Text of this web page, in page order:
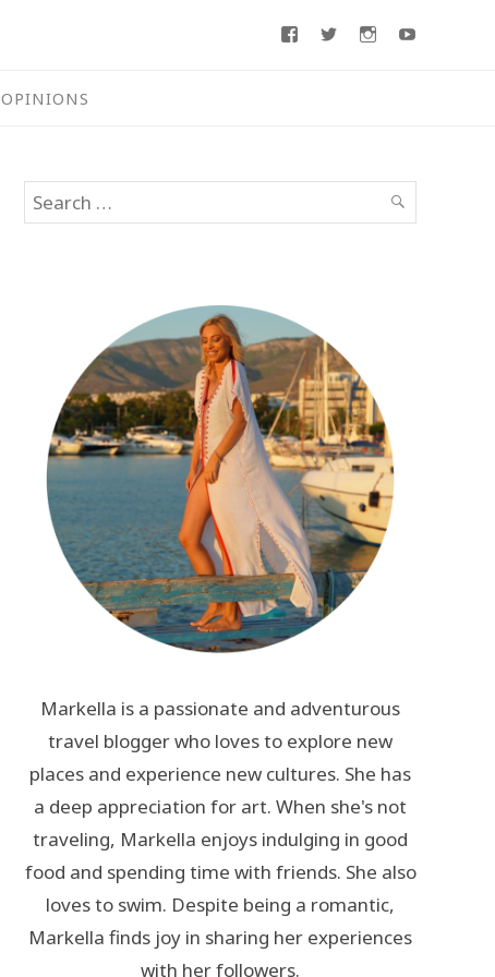
FacebookTwitterInstagram
OPINIONS
Search
for:
SEARCH
Markella is a passionate and adventurous
travel blogger who loves to explore new
places and experience new cultures. She has
a deep appreciation for art. When she's not
traveling, Markella enjoys indulging in good
food and spending time with friends. She also
loves to swim. Despite being a romantic,
Markella finds joy in sharing her experiences
with her followers.